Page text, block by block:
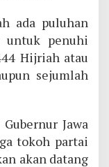
ada puluhan
untuk penuhi
Hijriah atau
sejumlah
Jawa
tokoh partai
akan datang